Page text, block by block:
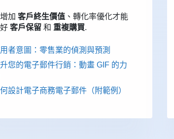
加客戶終生價值 、轉化率優化才能
好客戶保留 和 重複購買.
者意圖：零售業的偵測與預測
您的電子郵件行銷：動畫 GIF 的力
設計電子商務電子郵件（附範例）